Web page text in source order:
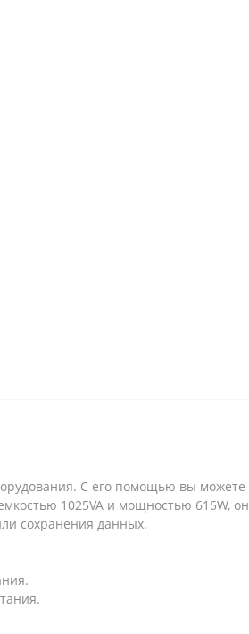
С его помощью вы можете
1025VA и мощностью 615W, он
сохранения данных.